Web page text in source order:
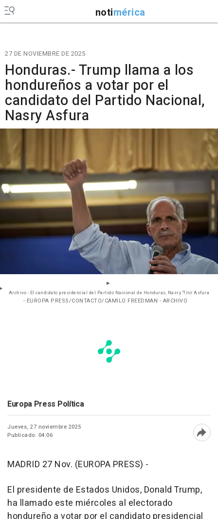
notimérica
27 DE NOVIEMBRE DE 2025
Honduras.- Trump llama a los
hondureños a votar por el
candidato del Partido Nacional,
Nasry Asfura
Archivo - El candidato presidencial del Partido Nacional de Honduras, Nasry 'Tito' Asfura
- EUROPA PRESS/CONTACTO/CAMILO FREEDMAN - ARCHIVO
Europa Press Política
Jueves, 27 noviembre 2025
Publicado: 04:06
MADRID 27 Nov. (EUROPA PRESS) -
El presidente de Estados Unidos, Donald Trump,
ha llamado este miércoles al electorado